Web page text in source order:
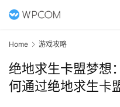
Home 游戏攻略
绝地求生卡盟梦想
何通过绝地求生卡